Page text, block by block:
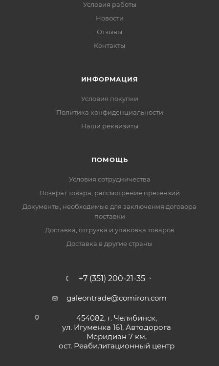
Условия работы
Новости
Отзывы
Контакты
ИНФОРМАЦИЯ
Условия покупки
Политика конфиденциальности
Наши реквизиты
ПОМОЩЬ
Условия сотрудничества
Возврат товара, рассмотрение претензий
Документы, необходимые для заключения договора
поставки
Доставка, отгрузка и упаковка товаров
Доставка в другие страны
+7 (351) 200-21-35
galeontrade@comiron.com
454082, г. Челябинск,
ул. Игуменка 161, Автодорога
Меридиан 7 км,
ост. Реабилитационный центр